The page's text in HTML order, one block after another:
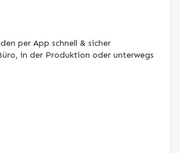
per App schnell & sicher
in der Produktion oder unterwegs